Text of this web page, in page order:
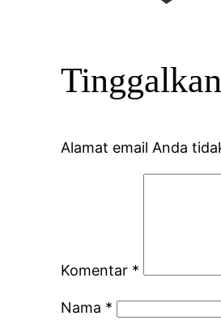
Alamat email Anda
Komentar *
Nama *